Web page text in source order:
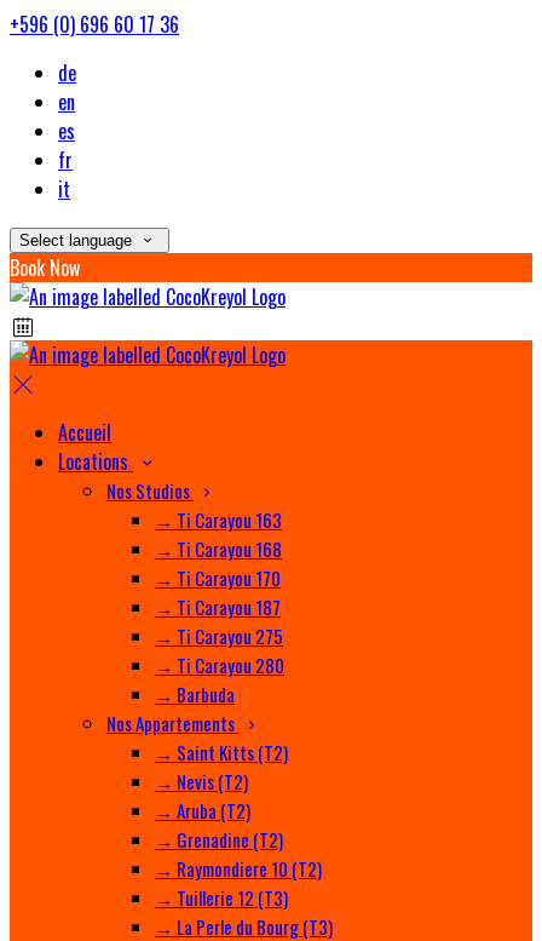
+596 (0) 696 60 17 36
de
en
es
fr
it
Select language
Book Now
Accueil
Locations
Nos Studios
→ Ti Carayou 163
→ Ti Carayou 168
→ Ti Carayou 170
→ Ti Carayou 187
→ Ti Carayou 275
→ Ti Carayou 280
→ Barbuda
Nos Appartements
→ Saint Kitts (T2)
→ Nevis (T2)
→ Aruba (T2)
→ Grenadine (T2)
→ Raymondiere 10 (T2)
→ Tuillerie 12 (T3)
→ La Perle du Bourg (T3)